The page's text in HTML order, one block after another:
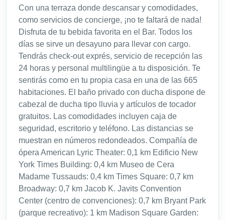
Con una terraza donde descansar y comodidades,
como servicios de concierge, ¡no te faltará de nada!
Disfruta de tu bebida favorita en el Bar. Todos los
días se sirve un desayuno para llevar con cargo.
Tendrás check-out exprés, servicio de recepción las
24 horas y personal multilingüe a tu disposición. Te
sentirás como en tu propia casa en una de las 665
habitaciones. El baño privado con ducha dispone de
cabezal de ducha tipo lluvia y artículos de tocador
gratuitos. Las comodidades incluyen caja de
seguridad, escritorio y teléfono. Las distancias se
muestran en números redondeados. Compañía de
ópera American Lyric Theater: 0,1 km Edificio New
York Times Building: 0,4 km Museo de Cera
Madame Tussauds: 0,4 km Times Square: 0,7 km
Broadway: 0,7 km Jacob K. Javits Convention
Center (centro de convenciones): 0,7 km Bryant Park
(parque recreativo): 1 km Madison Square Garden: